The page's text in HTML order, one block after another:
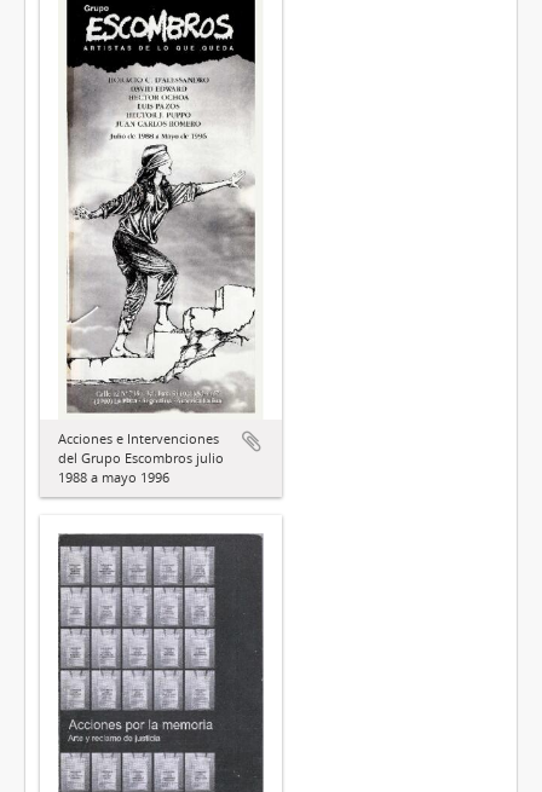
Acciones e Intervenciones
del Grupo Escombros julio
1988 a mayo 1996